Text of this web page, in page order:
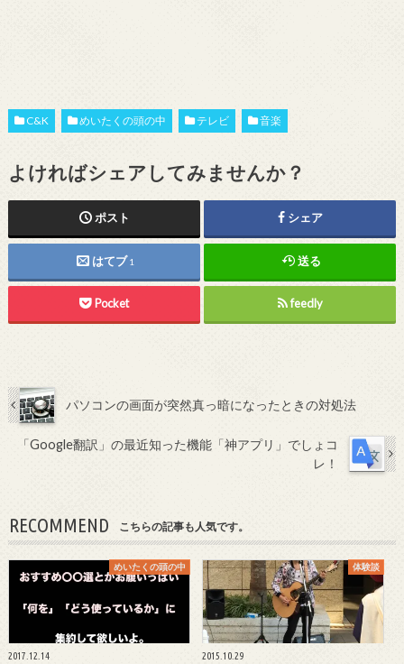
C&K めいたくの頭の中 テレビ 音楽
よければシェアしてみませんか？
ポスト シェア
はてブ 1 送る
Pocket feedly
パソコンの画面が突然真っ暗になったときの対処法
「Google翻訳」の最近知った機能「神アプリ」でしょコ
レ！
RECOMMEND こちらの記事も人気です。
めいたくの頭の中
2017.12.14
体験談
2015.10.29